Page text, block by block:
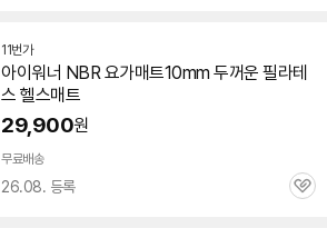
11번가
아이워너 NBR요가매트10mm 두꺼운 필라테
스 헬스매트
29,900원
무료배송
26.08. 등록
관